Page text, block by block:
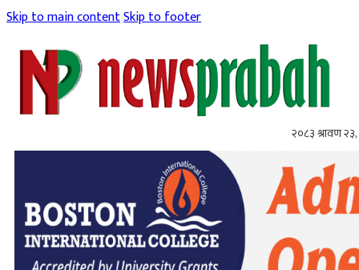
Skip to main contentSkip to footer
२०८३ श्रावण २३,